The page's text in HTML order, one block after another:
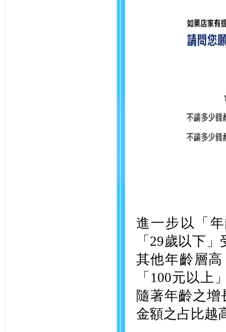
進一步以「
「29歲以下
其他年齡層高
「100元以上
隨著年齡之
金額之占比越